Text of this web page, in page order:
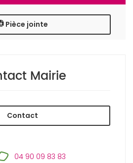
Pièce jointe
Mairie
Contact
04 90 09 83 83